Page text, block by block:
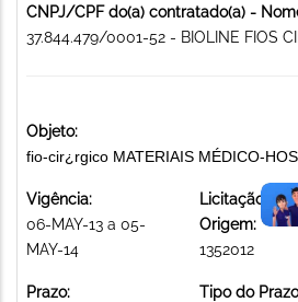
CNPJ/CPF do(a) contratado(a) -
37.844.479/0001-52 - BIOLINE FIOS
Objeto:
fio-cir¿rgico MATERIAIS MÉDICO-
Vigência:
06-MAY-13 a 05-
MAY-14
Licitação de
Origem:
1352012
Prazo:
Tipo do